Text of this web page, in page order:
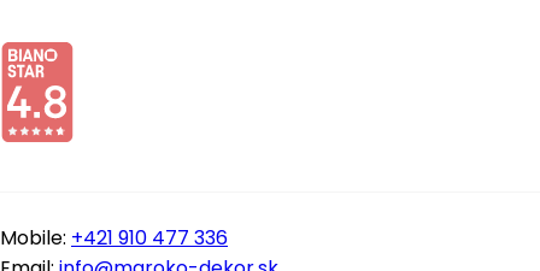
Mobile: +421 910 477 336